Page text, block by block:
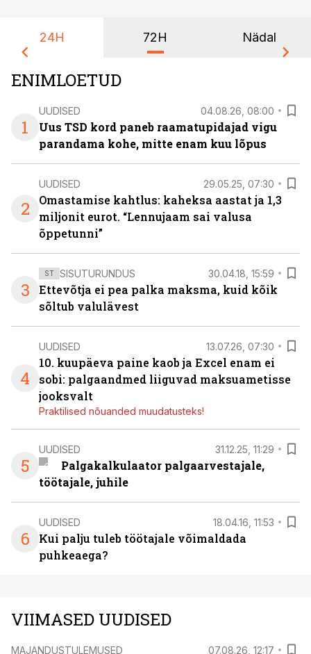
24H 72H Nädal
ENIMLOETUD
1
UUDISED 04.08.26, 08:00
Uus TSD kord paneb raamatupidajad vigu
parandama kohe, mitte enam kuu lõpus
2
UUDISED 29.05.25, 07:30
Omastamise kahtlus: kaheksa aastat ja 1,3
miljonit eurot. “Lennujaam sai valusa
õppetunni”
3
ST SISUTURUNDUS 30.04.18, 15:59
Ettevõtja ei pea palka maksma, kuid kõik
sõltub valulävest
4
UUDISED 13.07.26, 07:30
10. kuupäeva paine kaob ja Excel enam ei
sobi: palgaandmed liiguvad maksuametisse
jooksvalt
Praktilised nõuanded muudatusteks!
5
UUDISED 31.12.25, 11:29
Palgakalkulaator palgaarvestajale,
töötajale, juhile
6
UUDISED 18.04.16, 11:53
Kui palju tuleb töötajale võimaldada
puhkeaega?
VIIMASED UUDISED
MAJANDUSTULEMUSED 07.08.26, 12:17